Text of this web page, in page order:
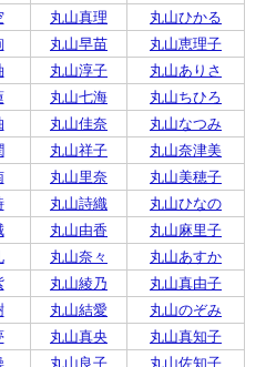
丸山真理
丸山ひかる
丸山早苗
丸山恵理子
丸山淳子
丸山ありさ
丸山七海
丸山ちひろ
丸山佳奈
丸山なつみ
丸山祥子
丸山奈津美
丸山里奈
丸山美穂子
丸山詩織
丸山ひなの
丸山由香
丸山麻里子
丸山奈々
丸山あすか
丸山綾乃
丸山真由子
丸山結愛
丸山のぞみ
丸山真央
丸山真知子
丸山良子
丸山佐知子